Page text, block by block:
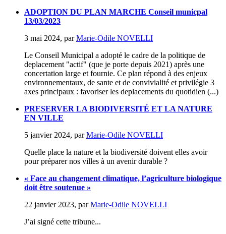
ADOPTION DU PLAN MARCHE Conseil municpal
13/03/2023
3 mai 2024, parMarie-Odile NOVELLI
Le Conseil Municipal a adopté le cadre de la politique de
deplacement "actif" (que je porte depuis 2021) après une
concertation large et fournie. Ce plan répond à des enjeux
environnementaux, de sante et de convivialité et privilégie 3
axes principaux : favoriser les deplacements du quotidien (...)
PRESERVER LA BIODIVERSITÉ ET LA NATURE
EN VILLE
5 janvier 2024, parMarie-Odile NOVELLI
Quelle place la nature et la biodiversité doivent elles avoir
pour préparer nos villes à un avenir durable ?
« Face au changement climatique, l’agriculture biologique
doit être soutenue »
22 janvier 2023, parMarie-Odile NOVELLI
J’ai signé cette tribune...